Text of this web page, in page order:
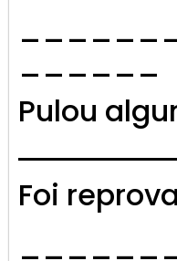
______
Pulou
Foi